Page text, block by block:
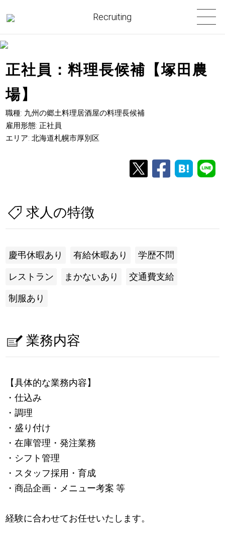
Recruiting
正社員：料理長候補【塚田農
場】
職種: 九州の郷土料理居酒屋の料理長候補
雇用形態: 正社員
エリア: 北海道札幌市厚別区
求人の特徴
慶弔休暇あり 有給休暇あり 学歴不問
レストラン まかないあり 交通費支給
制服あり
業務内容
【具体的な業務内容】
・仕込み
・調理
・盛り付け
・在庫管理・発注業務
・シフト管理
・スタッフ採用・育成
・商品企画・メニュー考案 等
経験に合わせてお任せいたします。